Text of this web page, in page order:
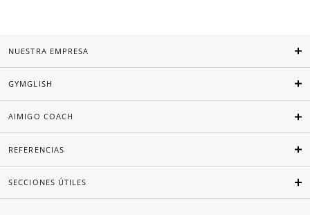
NUESTRA EMPRESA
GYMGLISH
AIMIGO COACH
REFERENCIAS
SECCIONES ÚTILES